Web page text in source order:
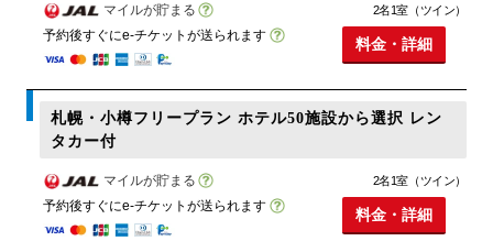
マイルが貯まる
予約後すぐにe-チケットが送られます
2名1室（ツイン）
料金・詳細
札幌・小樽フリープラン ホテル50施設から選択 レン
タカー付
マイルが貯まる
予約後すぐにe-チケットが送られます
2名1室（ツイン）
料金・詳細